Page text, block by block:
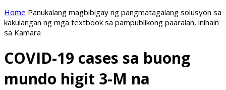
Home Panukalang magbibigay ng pangmatagalang solusyon sa
kakulangan ng mga textbook sa pampublikong paaralan, inihain
sa Kamara
COVID-19 cases sa buong
mundo higit 3-M na